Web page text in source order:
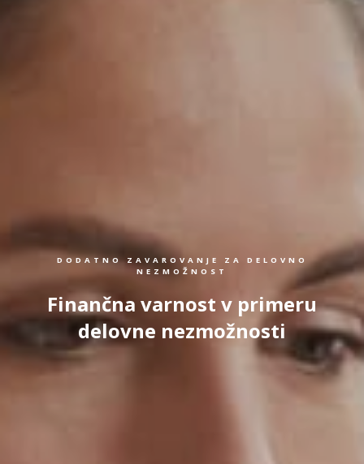
DODATNO ZAVAROVANJE ZA DELOVNO
NEZMOŽNOST
Finančna varnost v primeru
delovne nezmožnosti